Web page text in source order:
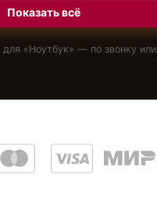
Показать всё
для «Ноутбук» — по звонку